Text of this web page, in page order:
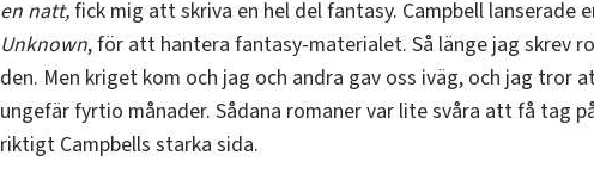
en natt,fick mig att skriva en hel del fantasy. Campbell lanserade
Unknown, för att hantera fantasy-materialet. Så länge jag skrev
den. Men kriget kom och jag och andra gav oss iväg, och jag tror
ungefär fyrtio månader. Sådana romaner var lite svåra att få tag
riktigt Campbells starka sida.